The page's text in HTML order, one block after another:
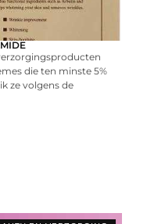
die ten minste 5%
ze volgens de